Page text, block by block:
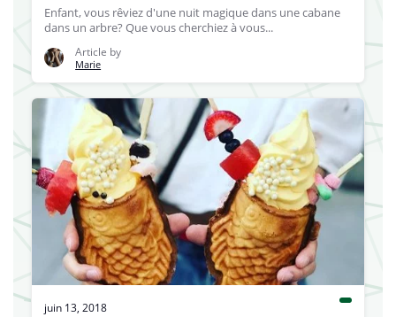
Enfant, vous rêviez d'une nuit magique dans une cabane
dans un arbre? Que vous cherchiez à vous...
Article by
Marie
juin 13, 2018